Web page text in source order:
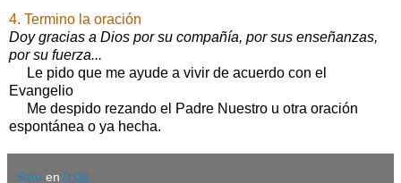
4. Termino la oración
Doy gracias a Dios por su compañía, por sus enseñanzas,
por su fuerza...
Le pido que me ayude a vivir de acuerdo con el
Evangelio
Me despido rezando el Padre Nuestro u otra oración
espontánea o ya hecha.
Satu en 0:00